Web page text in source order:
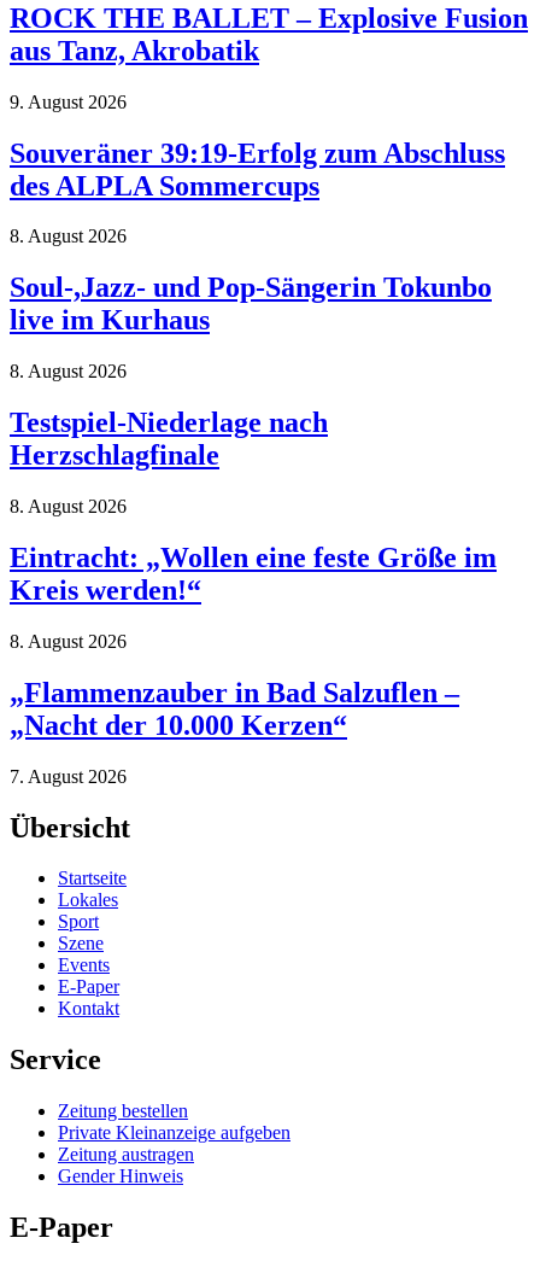
ROCK THE BALLET – Explosive Fusion
aus Tanz, Akrobatik
9. August 2026
Souveräner 39:19-Erfolg zum Abschluss
des ALPLA Sommercups
8. August 2026
Soul-,Jazz- und Pop-Sängerin Tokunbo
live im Kurhaus
8. August 2026
Testspiel-Niederlage nach
Herzschlagfinale
8. August 2026
Eintracht: „Wollen eine feste Größe im
Kreis werden!“
8. August 2026
„Flammenzauber in Bad Salzuflen –
„Nacht der 10.000 Kerzen“
7. August 2026
Übersicht
Startseite
Lokales
Sport
Szene
Events
E-Paper
Kontakt
Service
Zeitung bestellen
Private Kleinanzeige aufgeben
Zeitung austragen
Gender Hinweis
E-Paper